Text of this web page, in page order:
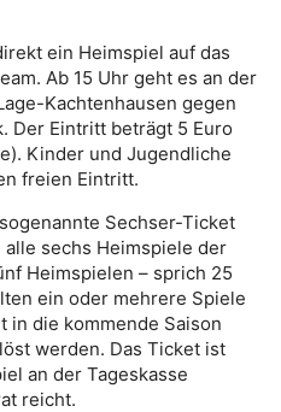
ein Heimspiel auf das
Ab 15 Uhr geht es an der
Kachtenhausen gegen
Der Eintritt beträgt 5 Euro
Kinder und Jugendliche
freien Eintritt.
Sechser-Ticket
sechs Heimspiele der
Heimspielen – sprich 25
ein oder mehrere Spiele
in die kommende Saison
werden. Das Ticket ist
an der Tageskasse
reicht.